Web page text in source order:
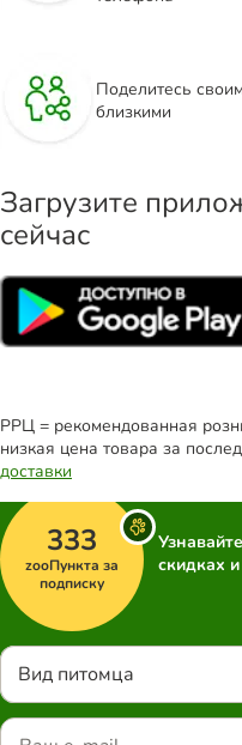
Поделитесь
близкими
Загрузите
сейчас
РРЦ = рекомендованная
низкая цена товара за
доставки
333
zooПункта за
подписку
скидках
Вид питомца